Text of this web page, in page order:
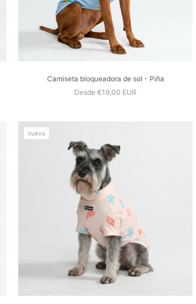
Camiseta bloqueadora de sol - Piña
Desde €19,00 EUR
nuevo